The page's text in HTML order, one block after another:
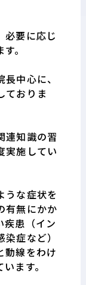
必要に応じ
。
中心に、
ておりま
連知識の習
実施してい
うな症状を
有無にかか
疾患（イン
症など）
動線をわけ
ます。